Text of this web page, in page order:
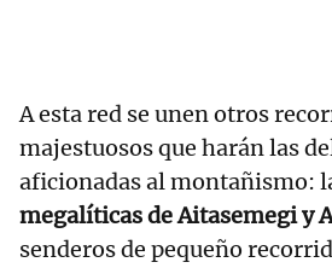
A esta red se unen otros
majestuosos que harán las
aficionadas al montañismo:
megalíticas de Aitasemegi y
senderos de pequeño